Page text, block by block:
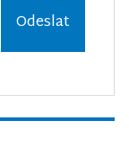
Odeslat